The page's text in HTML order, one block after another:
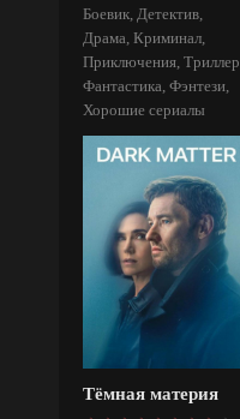
Боевик, Детектив,
Драма, Криминал,
Приключения, Триллер,
Фантастика, Фэнтези,
Хорошие сериалы
Тёмная материя